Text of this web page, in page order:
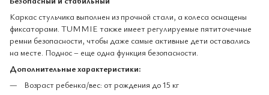
Каркас стульчика выполнен из прочной стали, а колеса оснащены
фиксаторами. TUMMIE также имеет регулируемые пятиточечные
ремни безопасности, чтобы даже самые активные дети оставались
на месте. Поднос – еще одна функция безопасности.
Дополнительные характеристики:
Возраст ребенка/вес: от рождения до 15 кг